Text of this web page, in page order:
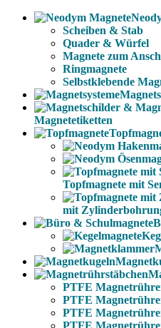
Scheiben & Stab
Quader & Würfel
Magnete zum
Ringmagnete
Selbstklebende
Magnetetiketten
Topfmagnete mit
mit
PTFE
PTFE
PTFE
PTFE